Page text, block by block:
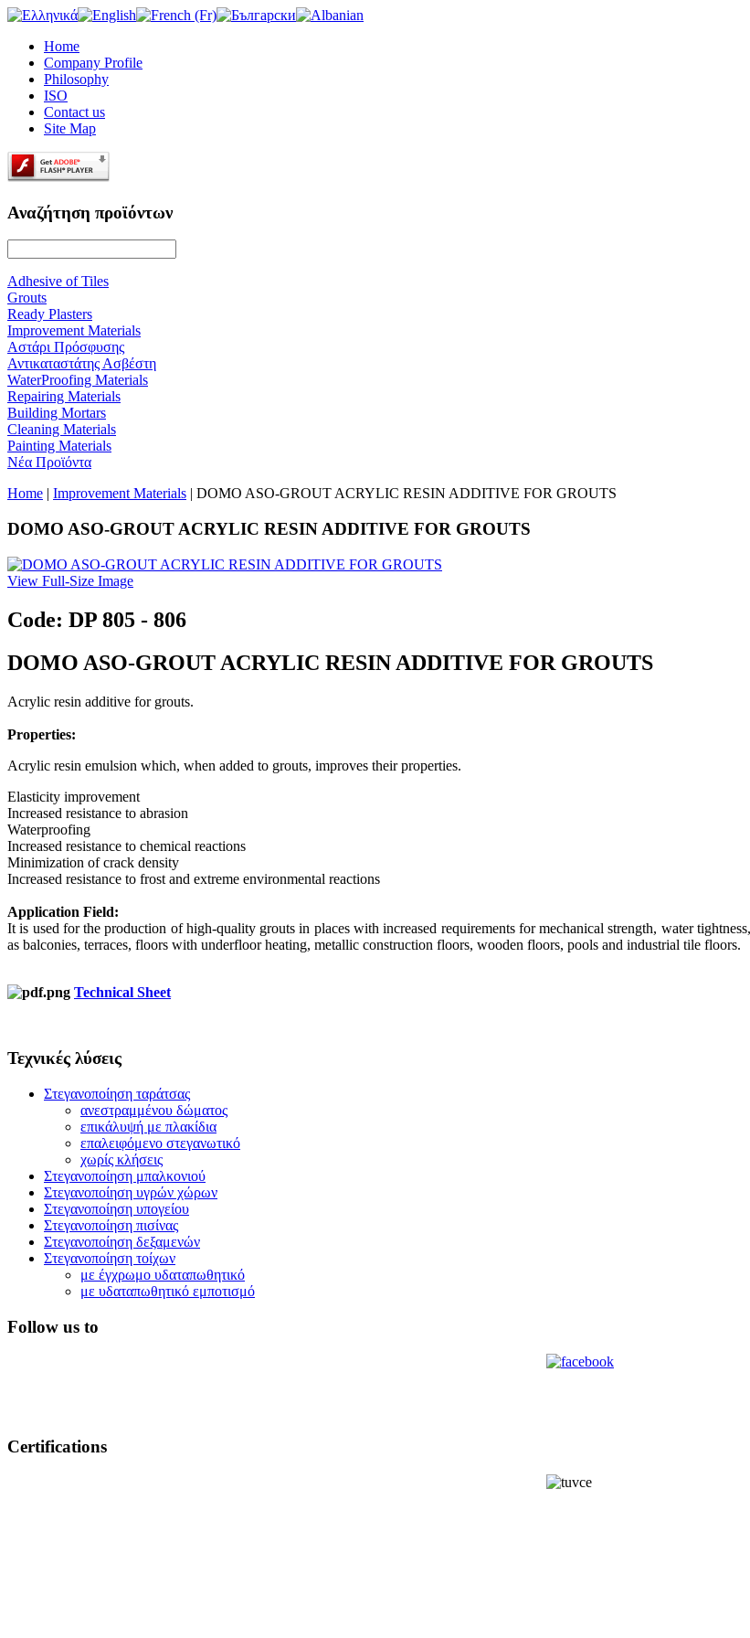
Home
Company Profile
Philosophy
ISO
Contact us
Site Map
Αναζήτηση προϊόντων
Adhesive of Tiles
Grouts
Ready Plasters
Improvement Materials
Αστάρι Πρόσφυσης
Αντικαταστάτης Ασβέστη
WaterProofing Materials
Repairing Materials
Building Mortars
Cleaning Materials
Painting Materials
Νέα Προϊόντα
Home | Improvement Materials | DOMO ASO-GROUT ACRYLIC RESIN ADDITIVE FOR GROUTS
DOMO ASO-GROUT ACRYLIC RESIN ADDITIVE FOR GROUTS
View Full-Size Image
Code: DP 805 - 806
DOMO ASO-GROUT ACRYLIC RESIN ADDITIVE FOR GROUTS
Acrylic resin additive for grouts.
Properties:
Acrylic resin emulsion which, when added to grouts, improves their properties.
Elasticity improvement
Increased resistance to abrasion
Waterproofing
Increased resistance to chemical reactions
Minimization of crack density
Increased resistance to frost and extreme environmental reactions
Application Field:
It is used for the production of high-quality grouts in places with increased requirements for mechanical strength, water
as balconies, terraces, floors with underfloor heating, metallic construction floors, wooden floors, pools and industrial tile floors.
Technical Sheet
Τεχνικές λύσεις
Στεγανοποίηση ταράτσας
ανεστραμμένου δώματος
επικάλυψή με πλακίδια
επαλειφόμενο στεγανωτικό
χωρίς κλήσεις
Στεγανοποίηση μπαλκονιού
Στεγανοποίηση υγρών χώρων
Στεγανοποίηση υπογείου
Στεγανοποίηση πισίνας
Στεγανοποίηση δεξαμενών
Στεγανοποίηση τοίχων
με έγχρωμο υδαταπωθητικό
με υδαταπωθητικό εμποτισμό
Follow us to
Certifications